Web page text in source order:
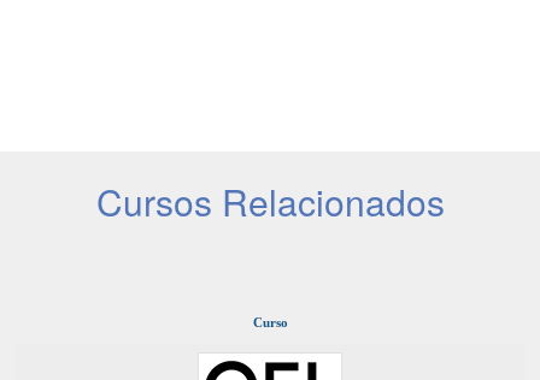
Cursos Relacionados
Curso